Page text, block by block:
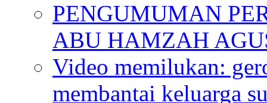
PENGUMUMAN
ABU HAMZAH
Video memilukan:
membantai keluarga